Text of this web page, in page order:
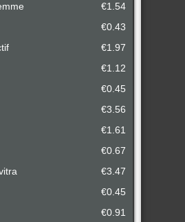
€1.54
€0.43
€1.97
€1.12
€0.45
€3.56
€1.61
€0.67
€3.47
€0.45
€0.91